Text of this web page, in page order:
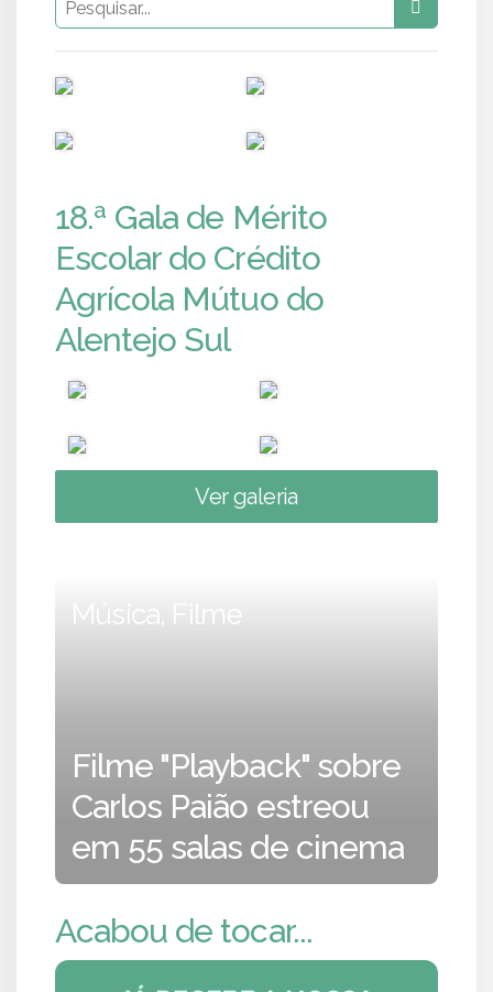
18.ª Gala de Mérito
Escolar do Crédito
Agrícola Mútuo do
Alentejo Sul
Ver galeria
Música, Filme
Filme "Playback" sobre
Carlos Paião estreou
em 55 salas de cinema
Acabou de tocar...